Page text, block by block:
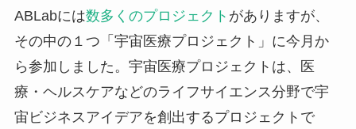
ABLabには数多くのプロジェクト がありますが、
その中の１つ「宇宙医療プロジェクト」に今月か
ら参加しました。宇宙医療プロジェクトは、医
療・ヘルスケアなどのライフサイエンス分野で宇
宙ビジネスアイデアを創出するプロジェクトで